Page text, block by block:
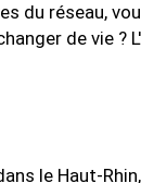
du réseau,
de vie ?
le Haut-